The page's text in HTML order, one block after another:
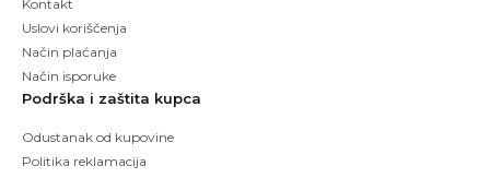
Kontakt
Uslovi koriščenja
Način plaćanja
Način isporuke
Podrška i zaštita kupca
Odustanak od kupovine
Politika reklamacija